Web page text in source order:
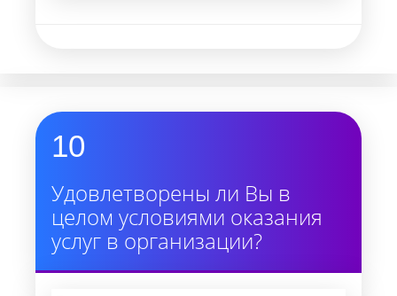
10
Удовлетворены ли Вы в
целом условиями оказания
услуг в организации?